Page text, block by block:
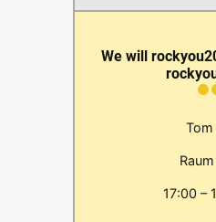
We will
Tom
17:00 –